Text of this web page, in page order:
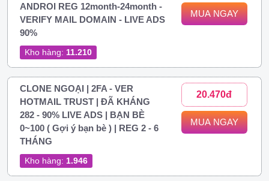
ANDROI REG 12month-24month -
VERIFY MAIL DOMAIN - LIVE ADS
90%
Kho hàng: 11.210
MUA NGAY
CLONE NGOẠI | 2FA - VER
HOTMAIL TRUST | ĐÃ KHÁNG
282 - 90% LIVE ADS | BẠN BÈ
0~100 ( Gợi ý bạn bè ) | REG 2 - 6
THÁNG
Kho hàng: 1.946
20.470đ
MUA NGAY